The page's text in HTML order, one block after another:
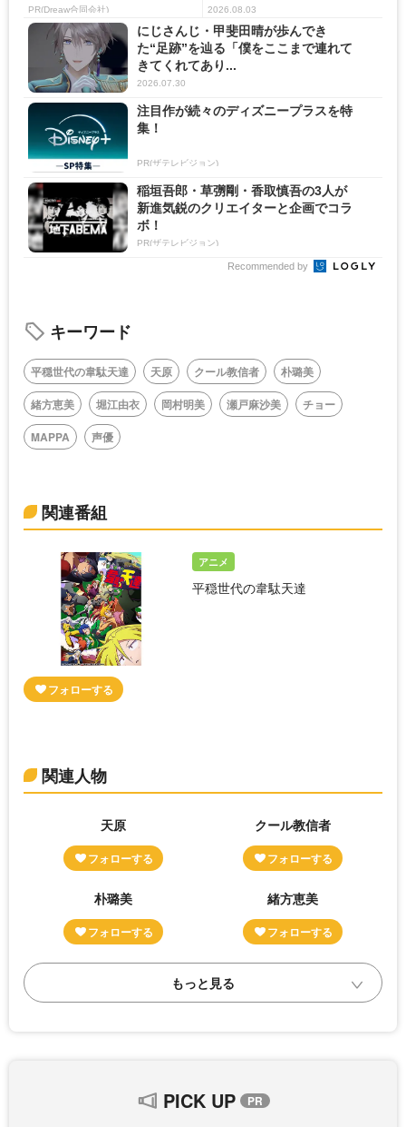
PR(Dreaw合同会社)
劇...
2026.08.03
にじさんじ・甲斐田晴が歩んでき
た“足跡”を辿る「僕をここまで連れて
きてくれてあり...
2026.07.30
注目作が続々のディズニープラスを特
集！
PR(ザテレビジョン)
稲垣吾郎・草彅剛・香取慎吾の3人が
新進気鋭のクリエイターと企画でコラ
ボ！
PR(ザテレビジョン)
Recommended by
キーワード
平穏世代の韋駄天達 天原 クール教信者
朴璐美
緒方恵美
堀江由衣 岡村明美 瀬戸麻沙美
チョー
MAPPA
声優
関連番組
アニメ
平穏世代の韋駄天達
関連人物
天原 クール教信者
朴璐美 緒方恵美
PICK UP